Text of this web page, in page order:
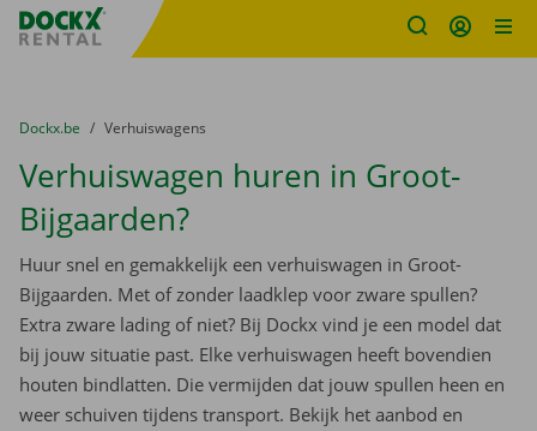
Fratello DEMO
U bevindt zich hier:
van
Dockx.be naar
Verhuiswagens
Verhuiswagen huren in Groot-
Bijgaarden?
Huur snel en gemakkelijk een verhuiswagen in Groot-
Bijgaarden. Met of zonder laadklep voor zware spullen?
Extra zware lading of niet? Bij Dockx vind je een model dat
bij jouw situatie past. Elke verhuiswagen heeft bovendien
houten bindlatten. Die vermijden dat jouw spullen heen en
weer schuiven tijdens transport. Bekijk het aanbod en